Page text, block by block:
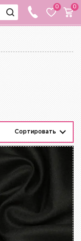
0 0
Сортировать